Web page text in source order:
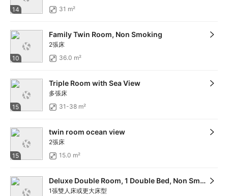
14
31 m²
10
Family Twin Room, Non Smoking
2張床
36.0 m²
15
Triple Room with Sea View
多張床
31-38 m²
15
twin room ocean view
2張床
15.0 m²
Deluxe Double Room, 1 Double Bed, Non Smoking (No parking)
1張雙人床或更大床型